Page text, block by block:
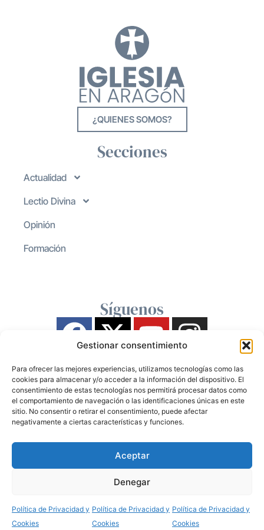
Gestionar consentimiento
Para ofrecer las mejores experiencias, utilizamos tecnologías como las
cookies para almacenar y/o acceder a la información del dispositivo. El
consentimiento de estas tecnologías nos permitirá procesar datos como
el comportamiento de navegación o las identificaciones únicas en este
sitio. No consentir o retirar el consentimiento, puede afectar
negativamente a ciertas características y funciones.
Aceptar
Denegar
Política de Privacidad y
Cookies
Política de Privacidad y
Cookies
Política de Privacidad y
Cookies
¿QUIENES SOMOS?
Secciones
Actualidad
Lectio Divina
Opinión
Formación
Síguenos